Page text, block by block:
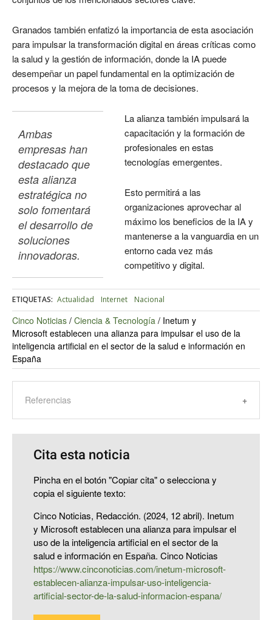
Granados también enfatizó la importancia de esta asociación
para impulsar la transformación digital en áreas críticas como
la salud y la gestión de información, donde la IA puede
desempeñar un papel fundamental en la optimización de
procesos y la mejora de la toma de decisiones.
Ambas
empresas han
destacado que
esta alianza
estratégica no
solo fomentará
el desarrollo de
soluciones
innovadoras.
La alianza también impulsará la
capacitación y la formación de
profesionales en estas
tecnologías emergentes.
Esto permitirá a las
organizaciones aprovechar al
máximo los beneficios de la IA y
mantenerse a la vanguardia en un
entorno cada vez más
competitivo y digital.
ETIQUETAS: Actualidad Internet Nacional
Cinco Noticias / Ciencia & Tecnología / Inetum y
Microsoft establecen una alianza para impulsar el uso de la
inteligencia artificial en el sector de la salud e información en
España
Referencias
Cita esta noticia
Pincha en el botón "Copiar cita" o selecciona y
copia el siguiente texto:
Cinco Noticias, Redacción. (2024, 12 abril). Inetum
y Microsoft establecen una alianza para impulsar el
uso de la inteligencia artificial en el sector de la
salud e información en España. Cinco Noticias
https://www.cinconoticias.com/inetum-microsoft-
establecen-alianza-impulsar-uso-inteligencia-
artificial-sector-de-la-salud-informacion-espana/